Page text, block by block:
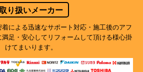
り扱いメーカー
による迅速なサポート対応・施工後のアフ
満足・安心してリフォームして頂ける様心掛
けてまいります。